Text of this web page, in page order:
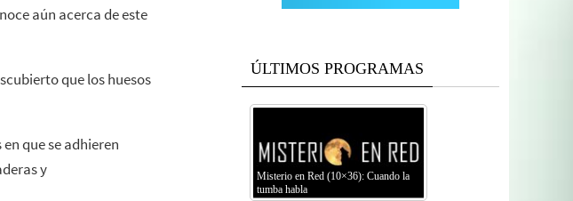
aún acerca de este
que los huesos
que se adhieren
y
ÚLTIMOS PROGRAMAS
Misterio en Red (10×36): Cuando la
tumba habla